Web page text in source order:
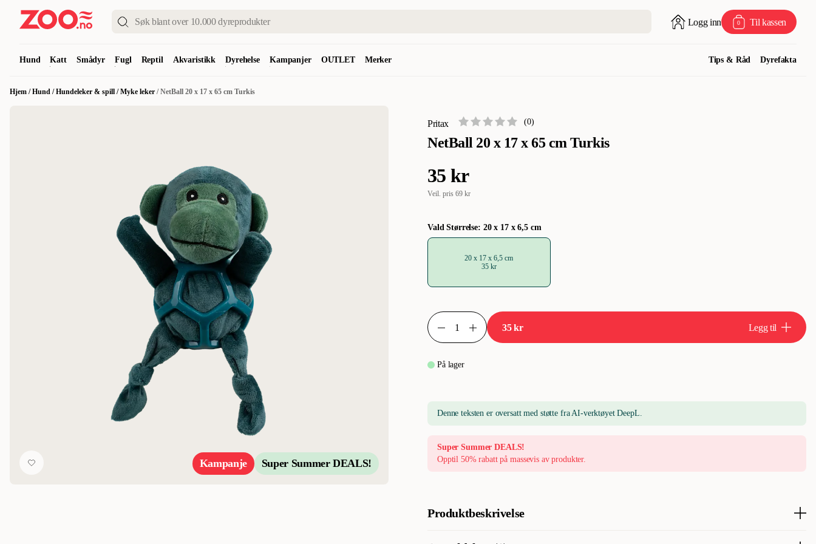
Logg inn 0 Til kassen
Hund Katt Smådyr Fugl Reptil Akvaristikk Dyrehelse Kampanjer OUTLET Merker Tips & Råd Dyrefakta
Hjem /Hund /Hundeleker & spill /Myke leker /NetBall 20 x 17 x 65 cm Turkis
Kampanje Super Summer DEALS!
Pritax
NetBall 20 x 17 x 65 cm Turkis
(0)
35 kr
Veil. pris 69 kr
Vald Størrelse: 20 x 17 x 6,5 cm
20 x 17 x 6,5 cm
35 kr
35 kr Legg til
På lager
Denne teksten er oversatt med støtte fra AI-verktøyet DeepL.
Super Summer DEALS!
Opptil 50% rabatt på massevis av produkter.
Produktbeskrivelse